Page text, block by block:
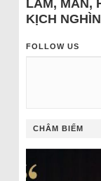
LÂM, MẪN,
KỊCH
FOLLOW US
CHÂM BIẾM